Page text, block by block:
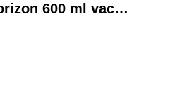
CamelBak® Horizon 600 ml vacuüm geïsoleerde beker